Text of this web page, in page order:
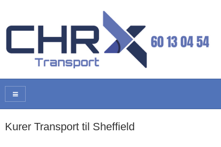
Kurer Transport til Sheffield